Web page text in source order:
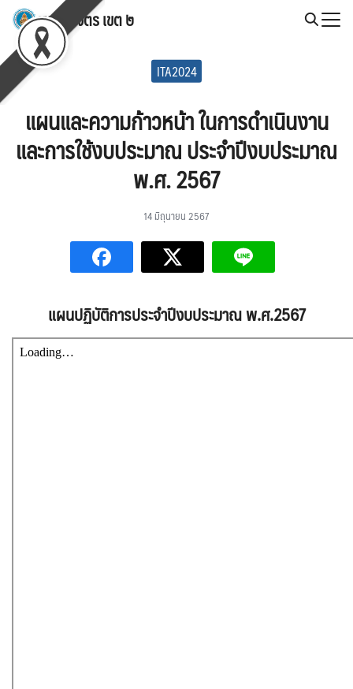
Skip
content
สพป.พิจิตร เขต ๒
Search
for: ITA2024
แผนและความก้าวหน้า ในการดําเนินงาน
และการใช้งบประมาณ ประจําปีงบประมาณ
พ.ศ. 2567
14 มิถุนายน 2567
แผนปฏิบัติการประจำปีงบประมาณ พ.ศ.2567